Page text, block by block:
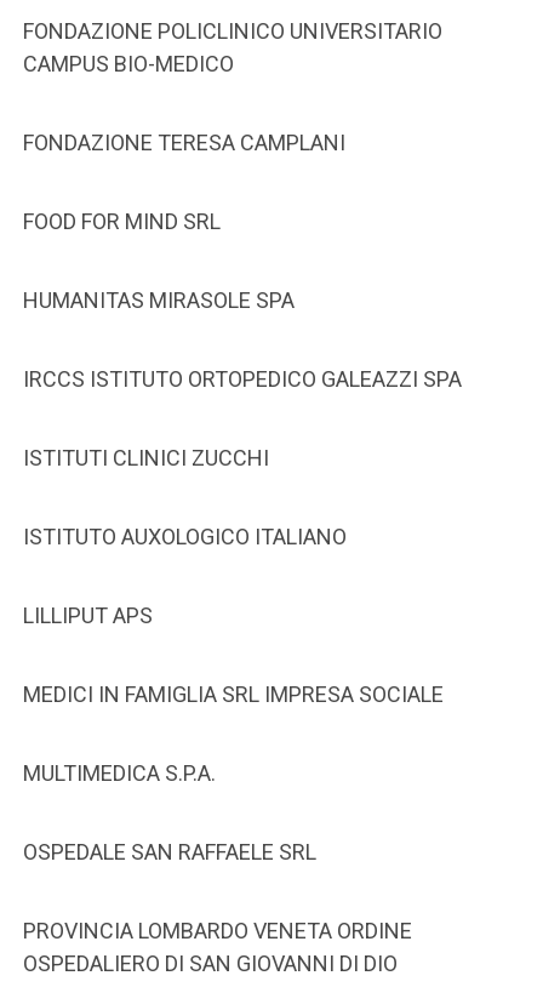
FONDAZIONE POLICLINICO UNIVERSITARIO
CAMPUS BIO-MEDICO
FONDAZIONE TERESA CAMPLANI
FOOD FOR MIND SRL
HUMANITAS MIRASOLE SPA
IRCCS ISTITUTO ORTOPEDICO GALEAZZI SPA
ISTITUTI CLINICI ZUCCHI
ISTITUTO AUXOLOGICO ITALIANO
LILLIPUT APS
MEDICI IN FAMIGLIA SRL IMPRESA SOCIALE
MULTIMEDICA S.P.A.
OSPEDALE SAN RAFFAELE SRL
PROVINCIA LOMBARDO VENETA ORDINE
OSPEDALIERO DI SAN GIOVANNI DI DIO